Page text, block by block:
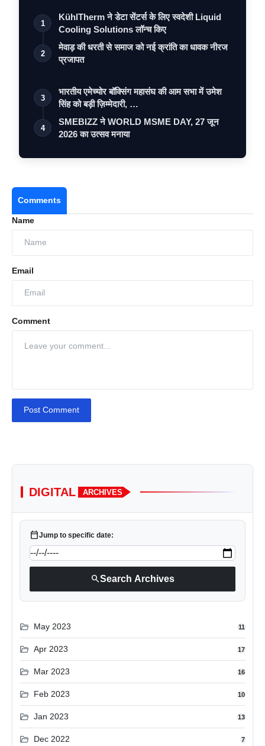
1
KühlTherm ने डेटा सेंटर्स के लिए स्वदेशी Liquid
Cooling Solutions लॉन्च किए
2
मेवाड़ की धरती से समाज को नई क्रांति का धावक नीरज
प्रजापत
3
भारतीय एमेच्योर बॉक्सिंग महासंघ की आम सभा में उमेश
सिंह को बड़ी ज़िम्मेदारी, …
4
SMEBIZZ ने WORLD MSME DAY, 27 जून
2026 का उत्सव मनाया
Comments
Name
Email
Comment
Post Comment
DIGITAL ARCHIVES
calendar_todayJump to specific date:
searchSearch Archives
folder_open May 2023 11
folder_open Apr 2023 17
folder_open Mar 2023 16
folder_open Feb 2023 10
folder_open Jan 2023 13
folder_open Dec 2022 7